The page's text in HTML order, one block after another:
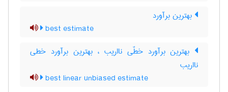
بهترین برآورد
best estimate
بهترین برآورد خطّی نااریب ، بهترین برآورد خطی
نااریب
best linear unbiased estimate